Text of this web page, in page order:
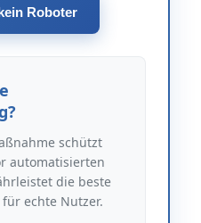
Roboter
schützt
automatisierten
die beste
echte Nutzer.